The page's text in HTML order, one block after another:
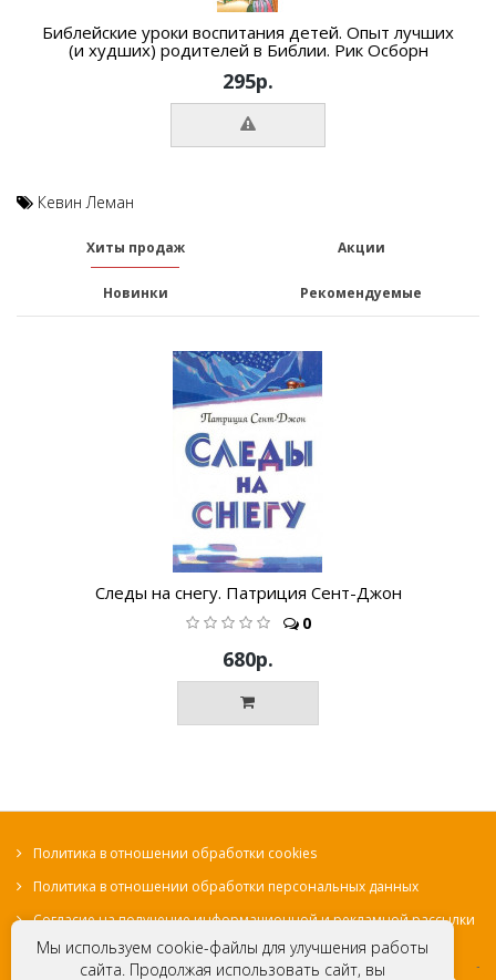
Мы используем cookie-файлы для улучшения работы
сайта. Продолжая использовать сайт, вы
Библейские уроки воспитания детей. Опыт лучших
(и худших) родителей в Библии. Рик Осборн
295р.
Кевин Леман
Хиты продаж Акции
Новинки Рекомендуемые
Следы на снегу. Патриция Сент-Джон
0
680р.
Политика в отношении обработки cookies
Политика в отношении обработки персональных данных
Согласие на получение информационной и рекламной рассылки